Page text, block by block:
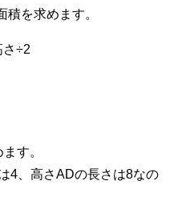
を求めます。
さ÷2
す。
4、高さADの長さは8なの